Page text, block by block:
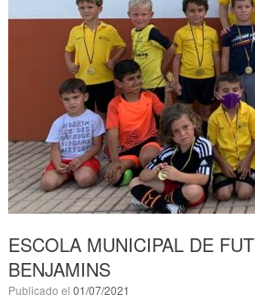
ESCOLA MUNICIPAL DE
BENJAMINS
Publicado el 01/07/2021